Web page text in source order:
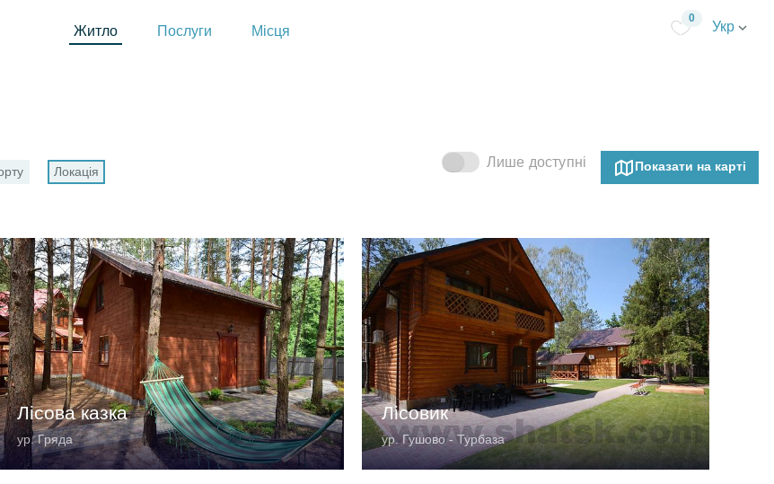
Житло Послуги Місця
0
Укр
Локація
Лише доступні Показати на карті
Лісова казка
ур. Гряда
Лісовик
ур. Гушово - Турбаза